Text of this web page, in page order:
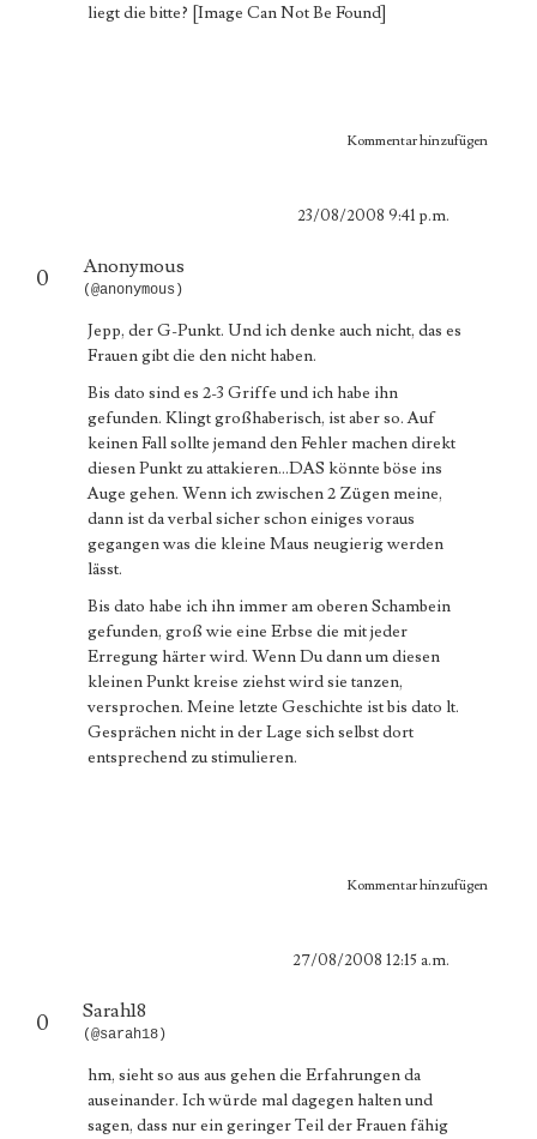
liegt die bitte? [Image Can Not Be Found]
Kommentar hinzufügen
0
23/08/2008 9:41 p.m.
Anonymous
(@anonymous)
Jepp, der G-Punkt. Und ich denke auch nicht, das es
Frauen gibt die den nicht haben.
Bis dato sind es 2-3 Griffe und ich habe ihn
gefunden. Klingt großhaberisch, ist aber so. Auf
keinen Fall sollte jemand den Fehler machen direkt
diesen Punkt zu attakieren...DAS könnte böse ins
Auge gehen. Wenn ich zwischen 2 Zügen meine,
dann ist da verbal sicher schon einiges voraus
gegangen was die kleine Maus neugierig werden
lässt.
Bis dato habe ich ihn immer am oberen Schambein
gefunden, groß wie eine Erbse die mit jeder
Erregung härter wird. Wenn Du dann um diesen
kleinen Punkt kreise ziehst wird sie tanzen,
versprochen. Meine letzte Geschichte ist bis dato lt.
Gesprächen nicht in der Lage sich selbst dort
entsprechend zu stimulieren.
Kommentar hinzufügen
0
27/08/2008 12:15 a.m.
Sarah18
(@sarah18)
hm, sieht so aus aus gehen die Erfahrungen da
auseinander. Ich würde mal dagegen halten und
sagen, dass nur ein geringer Teil der Frauen fähig